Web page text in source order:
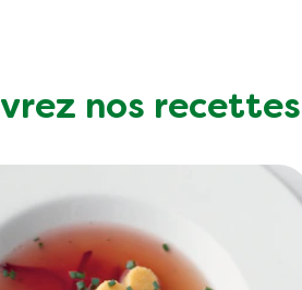
saturés
totaux
nos